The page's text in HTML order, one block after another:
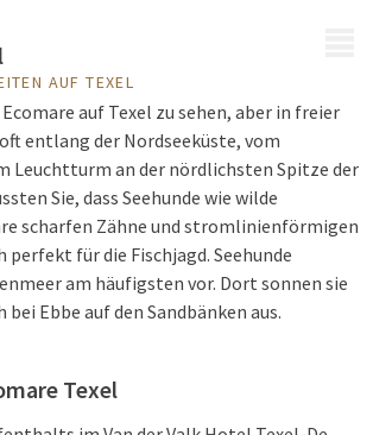
AUF TEXEL
auf Texel zu sehen, aber in freier
entlang der Nordseeküste, vom
Leuchtturm an der nördlichsten Spitze der
Sie, dass Seehunde wie wilde
scharfen Zähne und stromlinienförmigen
perfekt für die Fischjagd. Seehunde
am häufigsten vor. Dort sonnen sie
bei Ebbe auf den Sandbänken aus.
Texel